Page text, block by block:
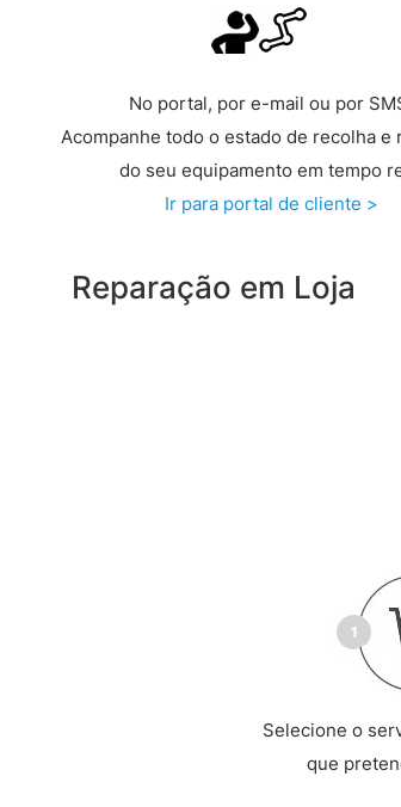
No portal, por e-mail ou por
Acompanhe todo o estado de recolha e
do seu equipamento em tempo
Ir para portal de cliente >
Reparação em Loja
Selecione o
que